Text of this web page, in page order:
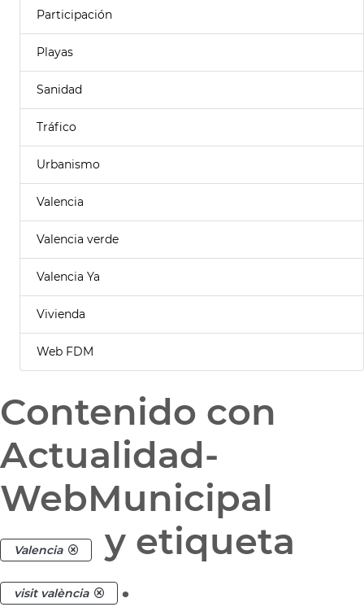
Participación
Playas
Sanidad
Tráfico
Urbanismo
Valencia
Valencia verde
Valencia Ya
Vivienda
Web FDM
Contenido con
Actualidad-
WebMunicipal
Valencia y etiqueta
visit valència .